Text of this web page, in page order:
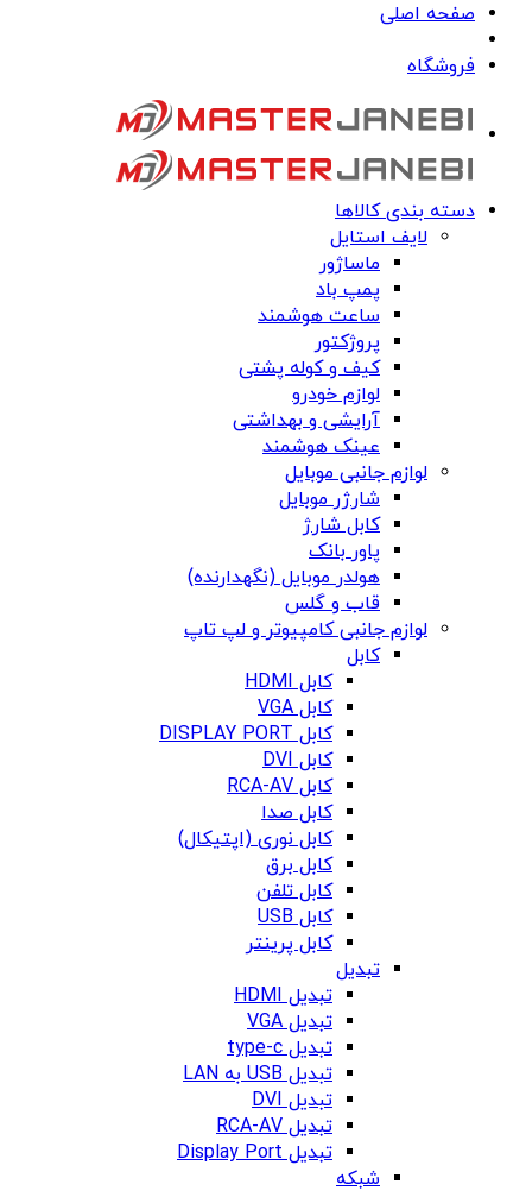
صفحه اصلی
فروشگاه
دسته بندی کالاها
لایف استایل
ماساژور
پمپ باد
ساعت هوشمند
پروژکتور
کیف و کوله پشتی
لوازم خودرو
آرایشی و بهداشتی
عینک هوشمند
لوازم جانبی موبایل
شارژر موبایل
کابل شارژ
پاور بانک
هولدر موبایل (نگهدارنده)
قاب و گلس
لوازم جانبی کامپیوتر و لپ تاپ
کابل
کابل HDMI
کابل VGA
کابل DISPLAY PORT
کابل DVI
کابل RCA-AV
کابل صدا
کابل نوری (اپتیکال)
کابل برق
کابل تلفن
کابل USB
کابل پرینتر
تبدیل
تبدیل HDMI
تبدیل VGA
تبدیل type-c
تبدیل USB به LAN
تبدیل DVI
تبدیل RCA-AV
تبدیل Display Port
شبکه